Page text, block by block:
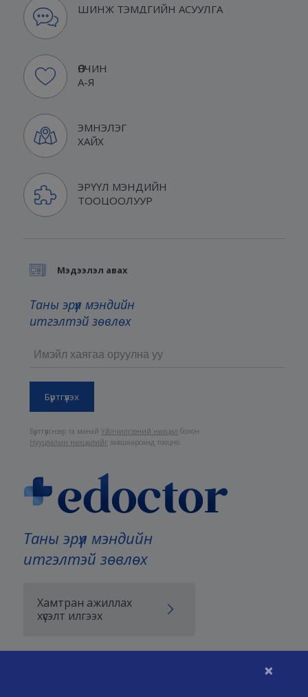
×
ШИНЖ ТЭМДГИЙН АСУУЛГА
ӨВЧИН
А-Я
ЭМНЭЛЭГ
ХАЙХ
ЭРҮҮЛ МЭНДИЙН
ТООЦООЛУУР
Таны эрүүл мэндийн
итгэлтэй зөвлөх
Хамтран ажиллах
хүсэлт илгээх
Мэдээлэл авах
Таны эрүүл мэндийн
итгэлтэй зөвлөх
Бүртгүүлснээр та манайҮйлчилгээний нөхцөл болон
Нууцлалын нөхцөлийг зөвшөөрсөнд тооцно.